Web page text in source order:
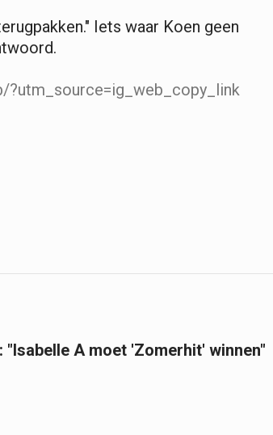
Iets waar Koen geen
A moet 'Zomerhit' winnen"